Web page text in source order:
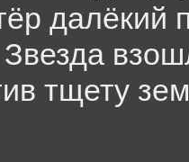
далёкий
тщету